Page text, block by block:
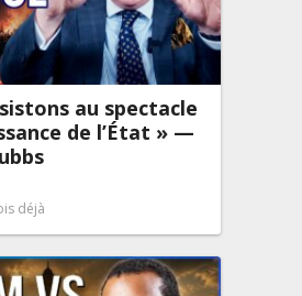
au spectacle
de l’État » —
déjà